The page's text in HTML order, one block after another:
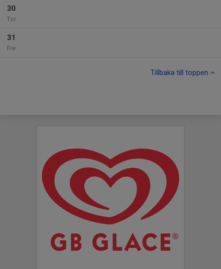
30
Tor
31
Fre
Tillbaka till toppen